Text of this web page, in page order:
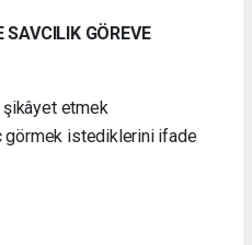
GÖREVE
şikâyet etmek
görmek istediklerini ifade